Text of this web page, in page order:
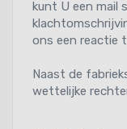
kunt U een mail
ons een reactie
Naast de
wettelijke